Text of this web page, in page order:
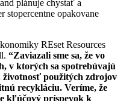
plánuje chystať a
stopercentne opakovane
REset Resources
“Zaviazali sme sa, že vo
v ktorých sa spotrebúvajú
životnosť použitých zdrojov
recykláciu. Veríme, že
kľúčový príspevok k